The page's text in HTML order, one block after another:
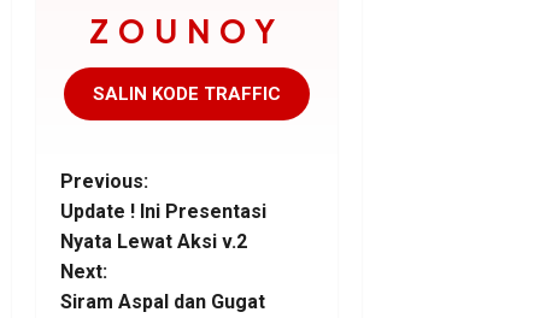
ZOUNOY
SALIN KODE TRAFFIC
P
o
s
Previous:
Update ! Ini Presentasi
Nyata Lewat Aksi v.2
Next:
Siram Aspal dan Gugat